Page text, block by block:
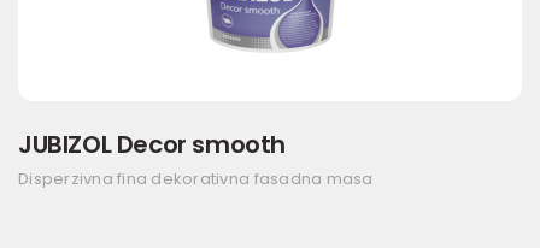
JUBIZOL Decor smooth
Disperzivna fina dekorativna fasadna masa